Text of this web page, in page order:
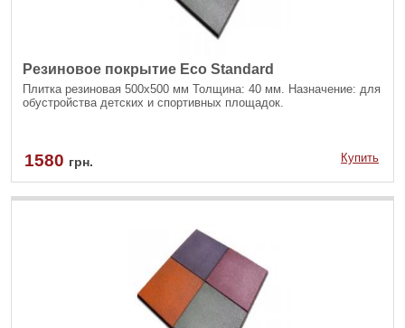
Резиновое покрытие Eco Standard
Плитка резиновая 500х500 мм Толщина: 40 мм. Назначение: для
обустройства детских и спортивных площадок.
1580 грн. Купить